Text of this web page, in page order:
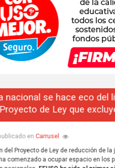
eco del liderazgo de
que excluye a la
de reducción de la jornada lectiva del
espacio en los principales medios